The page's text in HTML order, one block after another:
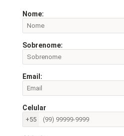
Nome:
Sobrenome:
Email:
Celular
+55